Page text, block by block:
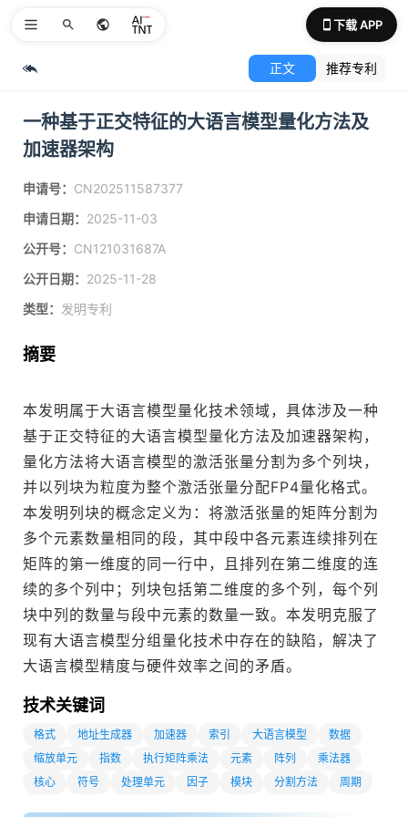
下载 APP
正文 推荐专利
一种基于正交特征的大语言模型量化方法及
加速器架构
申请号： CN202511587377
申请日期： 2025-11-03
公开号： CN121031687A
公开日期： 2025-11-28
类型：
发明专利
摘要
本发明属于大语言模型量化技术领域，具体涉及一种
基于正交特征的大语言模型量化方法及加速器架构，
量化方法将大语言模型的激活张量分割为多个列块，
并以列块为粒度为整个激活张量分配FP4量化格式。
本发明列块的概念定义为：将激活张量的矩阵分割为
多个元素数量相同的段，其中段中各元素连续排列在
矩阵的第一维度的同一行中，且排列在第二维度的连
续的多个列中；列块包括第二维度的多个列，每个列
块中列的数量与段中元素的数量一致。本发明克服了
现有大语言模型分组量化技术中存在的缺陷，解决了
技术关键词
格式 地址生成器 加速器 索引 大语言模型
数据
缩放单元
指数 执行矩阵乘法 元素 阵列
乘法器
核心
符号 处理单元 因子 模块 分割方法 周期